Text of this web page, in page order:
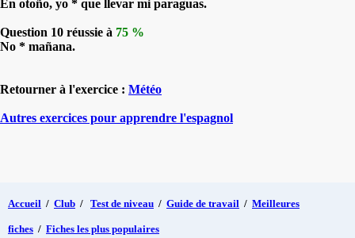
En otoño, yo * que llevar mi paraguas.
Question 10 réussie à 75 %
No * mañana.
Retourner à l'exercice : Météo
Autres exercices pour apprendre l'espagnol
Accueil / Club / Test de niveau / Guide de travail / Meilleures
fiches / Fiches les plus populaires